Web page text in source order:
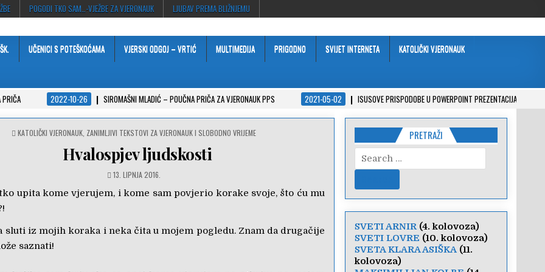
POGODI TKO SAM…-VJEŽBE ZA VJERONAUK LJUBAV PREMA BLIŽNJEMU
UČENICI S POTEŠKOĆAMA VJERSKI ODGOJ – VRTIĆ MULTIMEDIJA PRIGODNO SVIJET INTERNETA KATOLIČKI VJERONAUK
2022-10-26 SIROMAŠNI MLADIĆ – POUČNA PRIČA ZA VJERONAUK PPS 2021-05-02 ISUSOVE PRISPODOBE U POWERPOINT PREZENTACIJAMA
POSTED
KATOLIČKI VJERONAUK ZANIMLJIVI TEKSTOVI ZA VJERONAUK I SLOBODNO VRIJEME
Hvalospjev ljudskosti
13. LIPNJA 2016.
upita kome vjerujem, i kome sam povjerio korake svoje, što ću mu
sluti iz mojih koraka i neka čita u mojem pogledu. Znam da drugačije
saznati!
PRETRAŽI
Search
for:
SVETI ARNIR(4. kolovoza)
SVETI LOVRE (10. kolovoza)
SVETA KLARA ASIŠKA(11.
kolovoza)